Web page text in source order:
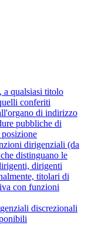
qualsiasi titolo
conferiti
di indirizzo
pubbliche di
dirigenziali (da
distinguano le
dirigenti
titolari di
con funzioni
discrezionali